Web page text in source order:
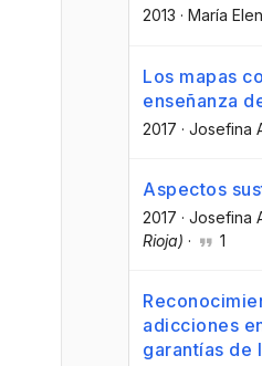
2013 · María
Los mapas
enseñanza
2017 · Josefina
Aspectos
2017 · Josefina
Rioja) · 1
adicciones
garantías de